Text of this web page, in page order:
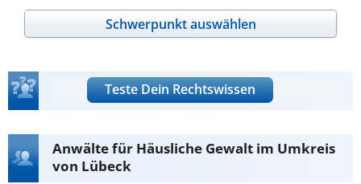
Schwerpunkt auswählen
Teste Dein Rechtswissen
Anwälte für Häusliche Gewalt im Umkreis
von Lübeck